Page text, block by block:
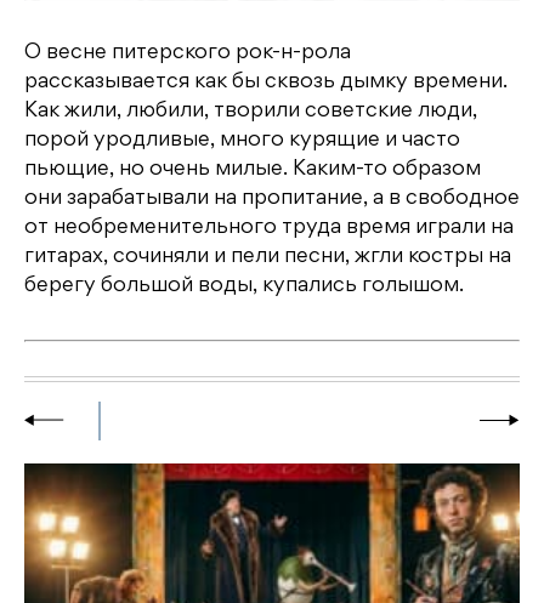
О весне питерского рок-н-рола
рассказывается как бы сквозь дымку времени.
Как жили, любили, творили советские люди,
порой уродливые, много курящие и часто
пьющие, но очень милые. Каким-то образом
они зарабатывали на пропитание, а в свободное
от необременительного труда время играли на
гитарах, сочиняли и пели песни, жгли костры на
берегу большой воды, купались голышом.